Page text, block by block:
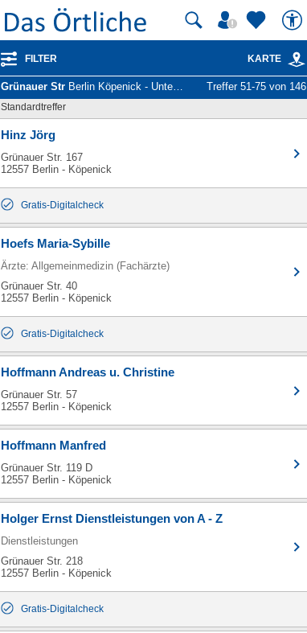
FILTER KARTE
Grünauer Str Berlin Köpenick - Unternehmen und Personen Treffer 51-75 von 146
Standardtreffer
Hinz Jörg
Grünauer Str. 167
12557 Berlin - Köpenick
Gratis-Digitalcheck
Hoefs Maria-Sybille
Ärzte: Allgemeinmedizin (Fachärzte)
Grünauer Str. 40
12557 Berlin - Köpenick
Gratis-Digitalcheck
Hoffmann Andreas u. Christine
Grünauer Str. 57
12557 Berlin - Köpenick
Hoffmann Manfred
Grünauer Str. 119 D
12557 Berlin - Köpenick
Holger Ernst Dienstleistungen von A - Z
Dienstleistungen
Grünauer Str. 218
12557 Berlin - Köpenick
Gratis-Digitalcheck